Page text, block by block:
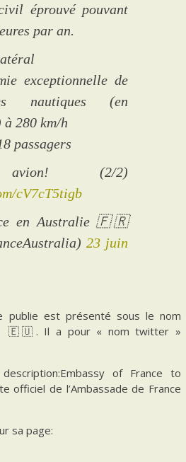
éprouvé pouvant
par an.
exceptionnelle de
nautiques (en
à 280 km/h
passagers
(2/2)
cV7cT5tigb
en Australie 🇫🇷
23 juin
publie est présenté sous le nom
🇪🇺. Il a pour « nom twitter »
of France to
de l’Ambassade de France
sa page: